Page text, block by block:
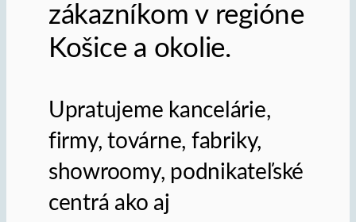
zákazníkom v regióne
Košice a okolie.
Upratujeme kancelárie,
firmy, továrne, fabriky,
showroomy, podnikateľské
centrá ako aj